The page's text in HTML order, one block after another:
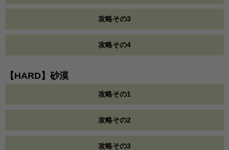
攻略その3
攻略その4
【HARD】砂漠
攻略その1
攻略その2
攻略その3